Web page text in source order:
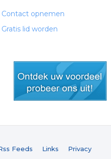
Contact opnemen
Gratis lid worden
Feeds Links Privacy